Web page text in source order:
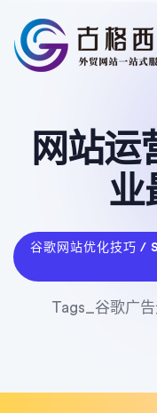
网站运
业
谷歌网站优化技巧 /
Tags_谷歌广